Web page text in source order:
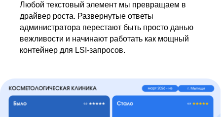
Любой текстовый элемент мы превращаем в
драйвер роста. Развернутые ответы
администратора перестают быть просто данью
вежливости и начинают работать как мощный
контейнер для LSI-запросов.